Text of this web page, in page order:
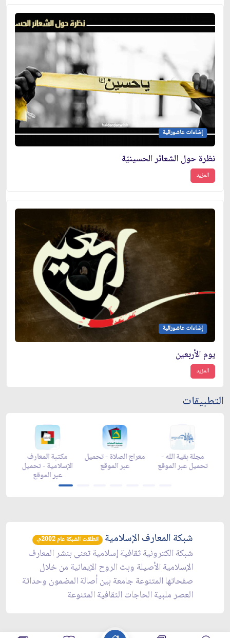
إضاءات عاشورائية
نظرة حول الشعائر الحسينيّة
المزيد
إضاءات عاشورائية
يوم الأربعين
المزيد
التطبيقات
معراج الصلاة - تحميل
عبر الموقع
مجلة بقية الله -
تحميل عبر الموقع
زاد شهر رمضان -
تحميل عبر الموقع
شبكة المعارف الإسلامية انطلقت الشبكة عام 2002م.
شبكة الكترونية ثقافية إسلامية تعنى بنشر المعارف
الإسلامية الأصيلة وبث الروح الإيمانية من خلال
صفحاتها المتنوعة جامعة بين أصالة المضمون وحداثة
العصر ملبية الحاجات الثقافية المتنوعة